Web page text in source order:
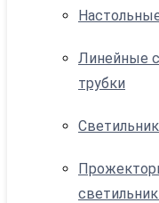
Линейные
трубки